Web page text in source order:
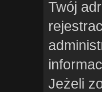
Twój
Jeżeli